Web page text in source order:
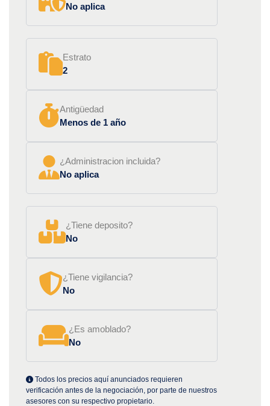
No aplica
Estrato
2
Antigüedad
Menos de 1 año
¿Administracion incluida?
No aplica
¿Tiene deposito?
No
¿Tiene vigilancia?
No
¿Es amoblado?
No
Todos los precios aquí anunciados requieren
verificación antes de la negociación, por parte de nuestros
asesores con su respectivo propietario.